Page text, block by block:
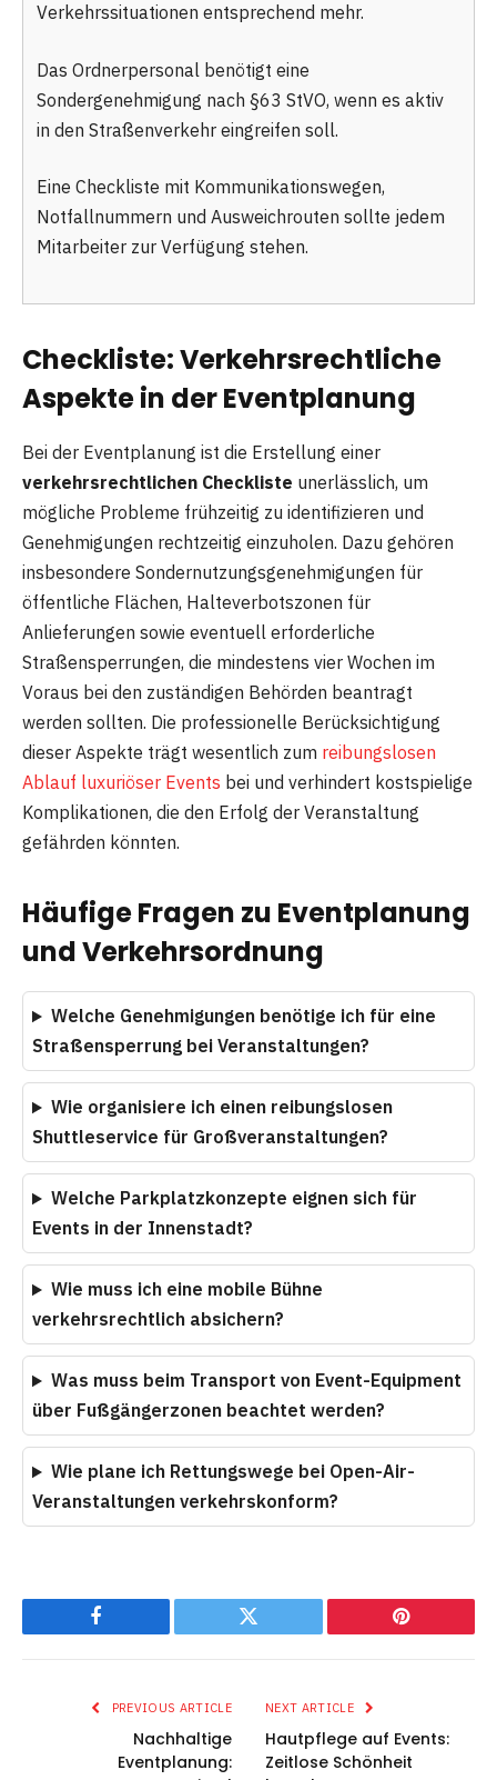
Verkehrssituationen entsprechend mehr.
Das Ordnerpersonal benötigt eine
Sondergenehmigung nach §63 StVO, wenn es aktiv
in den Straßenverkehr eingreifen soll.
Eine Checkliste mit Kommunikationswegen,
Notfallnummern und Ausweichrouten sollte jedem
Mitarbeiter zur Verfügung stehen.
Checkliste: Verkehrsrechtliche
Aspekte in der Eventplanung
Bei der Eventplanung ist die Erstellung einer
verkehrsrechtlichen Checkliste unerlässlich, um
mögliche Probleme frühzeitig zu identifizieren und
Genehmigungen rechtzeitig einzuholen. Dazu gehören
insbesondere Sondernutzungsgenehmigungen für
öffentliche Flächen, Halteverbotszonen für
Anlieferungen sowie eventuell erforderliche
Straßensperrungen, die mindestens vier Wochen im
Voraus bei den zuständigen Behörden beantragt
werden sollten. Die professionelle Berücksichtigung
dieser Aspekte trägt wesentlich zum reibungslosen
Ablauf luxuriöser Events bei und verhindert kostspielige
Komplikationen, die den Erfolg der Veranstaltung
gefährden könnten.
Häufige Fragen zu Eventplanung
und Verkehrsordnung
Welche Genehmigungen benötige ich für eine
Straßensperrung bei Veranstaltungen?
Wie organisiere ich einen reibungslosen
Shuttleservice für Großveranstaltungen?
Welche Parkplatzkonzepte eignen sich für
Events in der Innenstadt?
Wie muss ich eine mobile Bühne
verkehrsrechtlich absichern?
Was muss beim Transport von Event-Equipment
über Fußgängerzonen beachtet werden?
Wie plane ich Rettungswege bei Open-Air-
Veranstaltungen verkehrskonform?
Facebook Twitter Pinterest
PREVIOUS ARTICLE
Nachhaltige
Eventplanung:
NEXT ARTICLE
Hautpflege auf Events:
Zeitlose Schönheit